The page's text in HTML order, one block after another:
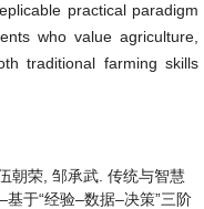
practical paradigm
who value agriculture,
traditional farming skills
朝荣, 邹承武. 传统与智慧
于“经验–数据–决策”三阶